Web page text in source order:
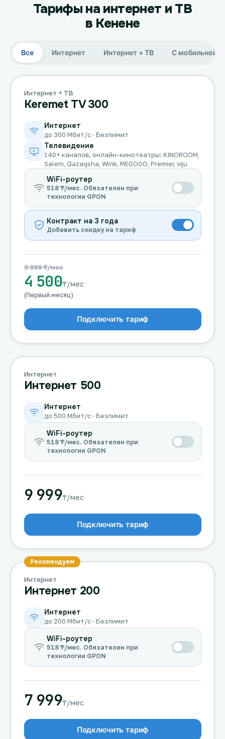
Подключиться к КазахТелеком
Тарифы на интернет и ТВ
в Кенене
Все Интернет Интернет + ТВ С мобильной
Интернет + ТВ
Keremet TV 300
Интернет
до 300 Мбит/с · Безлимит
Телевидение
140+ каналов, онлайн-кинотеатры: KINOROOM,
Salem, Qazaqsha, Wink, MEGOGO, Premier, viju
WiFi-роутер
518 ₸/мес. Обязателен при
технологии GPON
Контракт на 3 года
Добавить скидку на тариф
9 999 ₸/мес
4 500₸/мес
(Первый месяц)
Подключить тариф
Интернет
Интернет 500
Интернет
до 500 Мбит/с · Безлимит
WiFi-роутер
518 ₸/мес. Обязателен при
технологии GPON
9 999₸/мес
Подключить тариф
Рекомендуем
Интернет
Интернет 200
Интернет
до 200 Мбит/с · Безлимит
WiFi-роутер
518 ₸/мес. Обязателен при
технологии GPON
7 999₸/мес
Подключить тариф